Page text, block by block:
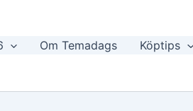
Om Temadags Köptips